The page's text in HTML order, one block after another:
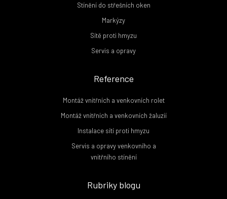
Stínění do střešních oken
Markýzy
Sítě proti hmyzu
Servis a opravy
Reference
Montáž vnitřních a venkovních rolet
Montáž vnitřních a venkovních žaluzií
Instalace sítí proti hmyzu
Servis a opravy venkovního a
vnitřního stínění
Rubriky blogu